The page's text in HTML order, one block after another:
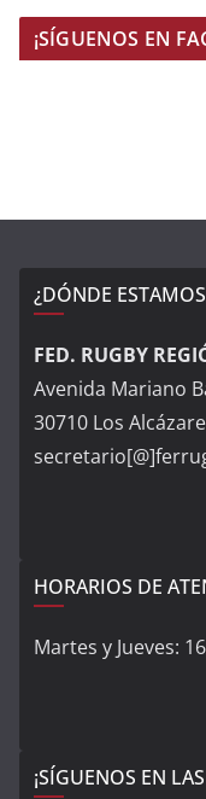
¡SÍGUENOS EN
¿DÓNDE
FED. RUGBY
Avenida Mariano
30710 Los
HORARIOS DE
Martes y Jueves:
¡SÍGUENOS EN